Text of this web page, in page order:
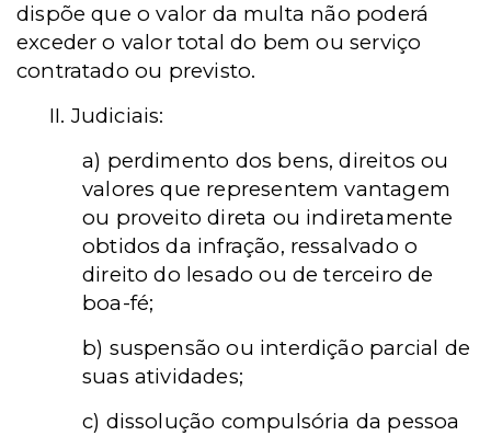
dispõe que o valor da multa não poderá
exceder o valor total do bem ou serviço
contratado ou previsto.
II. Judiciais:
a) perdimento dos bens, direitos ou
valores que representem vantagem
ou proveito direta ou indiretamente
obtidos da infração, ressalvado o
direito do lesado ou de terceiro de
boa-fé;
b) suspensão ou interdição parcial de
suas atividades;
c) dissolução compulsória da pessoa